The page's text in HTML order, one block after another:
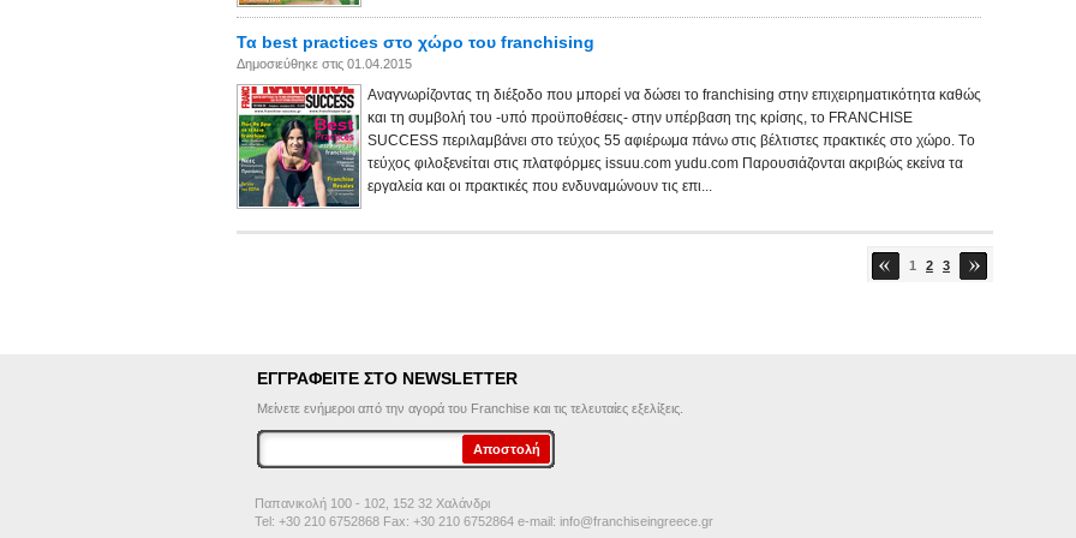
Τα best practices στο χώρο του franchising
Δημοσιεύθηκε στις 01.04.2015
Αναγνωρίζοντας τη διέξοδο που μπορεί να δώσει το franchising στην επιχειρηματικότητα καθώς
και τη συμβολή του -υπό προϋποθέσεις- στην υπέρβαση της κρίσης, το FRANCHISE
SUCCESS περιλαμβάνει στο τεύχος 55 αφιέρωμα πάνω στις βέλτιστες πρακτικές στο χώρο. Tο
τεύχος φιλοξενείται στις πλατφόρμες issuu.com yudu.com Παρουσιάζονται ακριβώς εκείνα τα
εργαλεία και οι πρακτικές που ενδυναμώνουν τις επι...
1 2 3
ΕΓΓΡΑΦΕΙΤΕ ΣΤΟ NEWSLETTER
Μείνετε ενήμεροι από την αγορά του Franchise και τις τελευταίες εξελίξεις.
Παπανικολή 100 - 102, 152 32 Χαλάνδρι
Tel: +30 210 6752868 Fax: +30 210 6752864 e-mail: info@franchiseingreece.gr